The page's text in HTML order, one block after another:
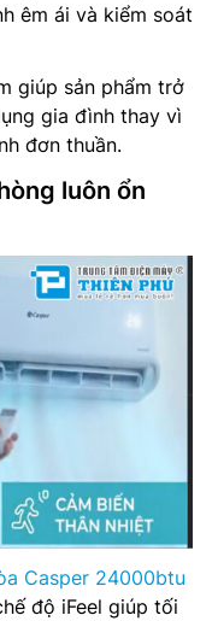
êm ái và kiểm soát
giúp sản phẩm trở
gia đình thay vì
đơn thuần.
luôn ổn
Casper 24000btu
độ iFeel giúp tối